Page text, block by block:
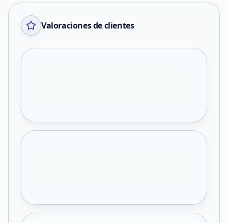
Valoraciones de clientes